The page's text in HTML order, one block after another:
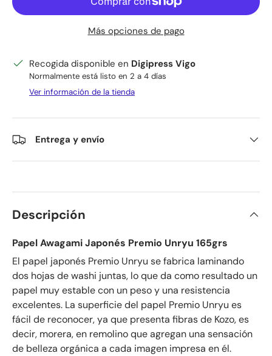
Más opciones de pago
Recogida disponible en Digipress Vigo
Normalmente está listo en 2 a 4 días
Ver información de la tienda
Entrega y envío
Descripción
Papel Awagami Japonés Premio Unryu 165grs
El papel japonés Premio Unryu se fabrica laminando
dos hojas de washi juntas, lo que da como resultado un
papel muy estable con un peso y una resistencia
excelentes. La superficie del papel Premio Unryu es
fácil de reconocer, ya que presenta fibras de Kozo, es
decir, morera, en remolino que agregan una sensación
de belleza orgánica a cada imagen impresa en él.